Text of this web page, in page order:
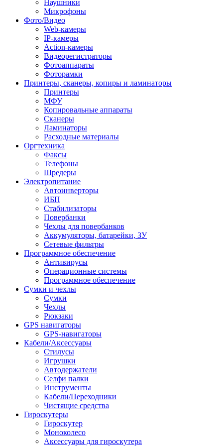
Наушники
Микрофоны
Фото/Видео
Web-камеры
IP-камеры
Action-камеры
Видеорегистраторы
Фотоаппараты
Фоторамки
Принтеры, сканеры, копиры и ламинаторы
Принтеры
МФУ
Копировальные аппараты
Сканеры
Ламинаторы
Расходные материалы
Оргтехника
Факсы
Телефоны
Шредеры
Электропитание
Автоинверторы
ИБП
Стабилизаторы
Повербанки
Чехлы для повербанков
Аккумуляторы, батарейки, ЗУ
Сетевые фильтры
Программное обеспечение
Антивирусы
Операционные системы
Программное обеспечение
Сумки и чехлы
Сумки
Чехлы
Рюкзаки
GPS навигаторы
GPS-навигаторы
Кабели/Аксессуары
Стилусы
Игрушки
Автодержатели
Селфи палки
Инструменты
Кабели/Переходники
Чистящие средства
Гироскутеры
Гироскутер
Моноколесо
Аксессуары для гироскутера